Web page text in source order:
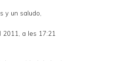
y un saludo,
2011, a les 17:21